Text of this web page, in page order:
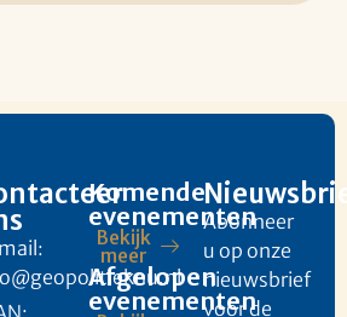
Komende
evenementen
Bekijk
meer
Afgelopen
evenementen
Abonneer
u op onze
nieuwsbrief
voor de